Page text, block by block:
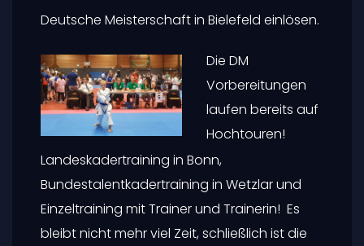
Deutsche Meisterschaft in Bielefeld einlösen.
Die DM
Vorbereitungen
laufen bereits auf
Hochtouren!
Landeskadertraining in Bonn,
Bundestalentkadertraining in Wetzlar und
Einzeltraining mit Trainer und Trainerin! Es
bleibt nicht mehr viel Zeit, schließlich ist die